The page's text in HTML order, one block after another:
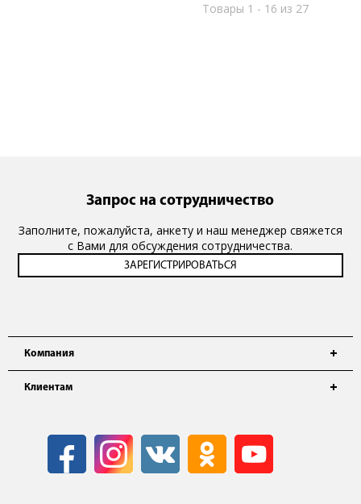
Товары 1 - 16 из 27
Компания
Клиентам
Запрос на сотрудничество
Заполните, пожалуйста, анкету и наш менеджер свяжется
с Вами для обсуждения сотрудничества.